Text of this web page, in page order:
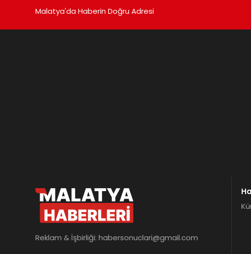
Malatya'da Haberin Doğru Adresi
Reklam & İşbirliği: habersonuclari@gmail.com